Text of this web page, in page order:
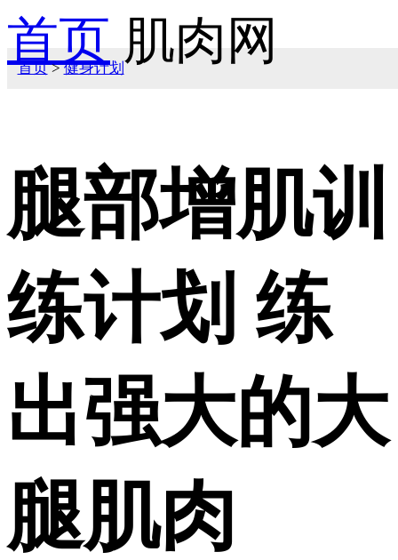
首页 肌肉网
首页>健身计划
腿部增肌训
练计划 练
出强大的大
腿肌肉